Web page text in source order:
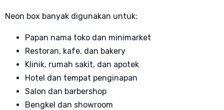
Neon box banyak digunakan untuk:
Papan nama toko dan minimarket
Restoran, kafe, dan bakery
Klinik, rumah sakit, dan apotek
Hotel dan tempat penginapan
Salon dan barbershop
Bengkel dan showroom